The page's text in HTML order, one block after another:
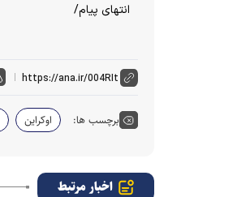
انتهای پیام/
برچسب ها: اوکراین
اخبار مرتبط